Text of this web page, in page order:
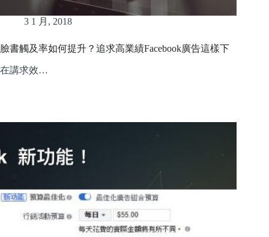
3 1 月, 2018
臉書觸及率如何提升？追求高業績Facebook廣告這樣下
在講求效…